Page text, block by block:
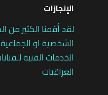
الإنجازات
لقد أقمنا الكثير من
الشخصية او
الخدمات الفنية
العراقيات